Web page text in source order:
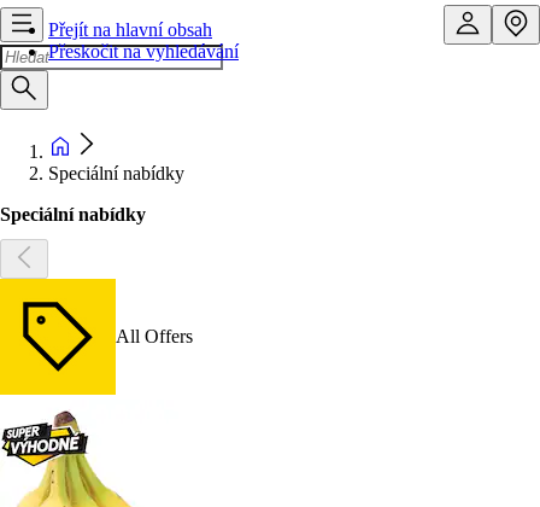
Přejít na hlavní obsah
Přeskočit na vyhledávání
Speciální nabídky
Speciální nabídky
All Offers